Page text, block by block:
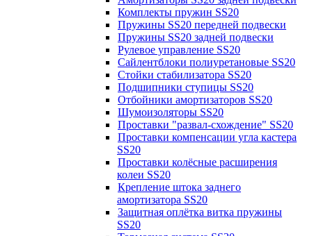
Комплекты пружин SS20
Пружины SS20 передней подвески
Пружины SS20 задней подвески
Рулевое управление SS20
Сайлентблоки полиуретановые SS20
Стойки стабилизатора SS20
Подшипники ступицы SS20
Отбойники амортизаторов SS20
Шумоизоляторы SS20
Проставки "развал-схождение" SS20
Проставки компенсации угла кастера
SS20
Проставки колёсные расширения
колеи SS20
Крепление штока заднего
амортизатора SS20
Защитная оплётка витка пружины
SS20